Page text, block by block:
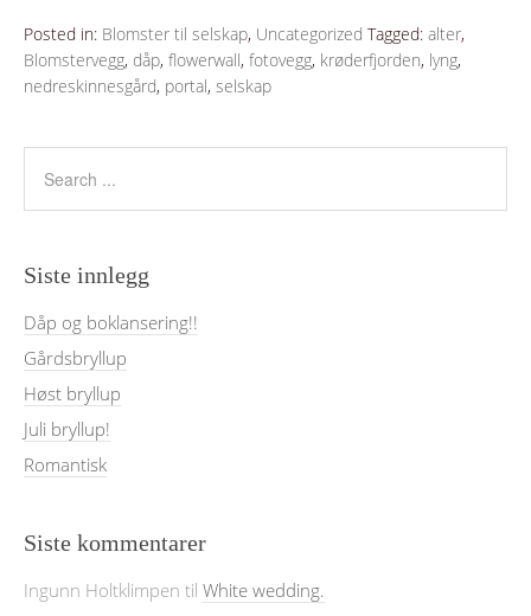
Posted in: Blomster til selskap, Uncategorized Tagged: alter,
Blomstervegg, dåp, flowerwall, fotovegg, krøderfjorden, lyng,
nedreskinnesgård, portal, selskap
Siste innlegg
Dåp og boklansering!!
Gårdsbryllup
Høst bryllup
Juli bryllup!
Romantisk
Siste kommentarer
Ingunn Holtklimpen til White wedding.